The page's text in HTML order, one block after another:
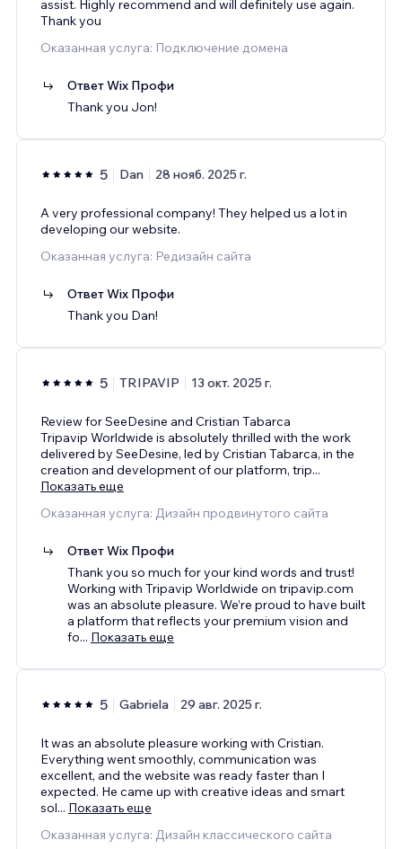
assist. Highly recommend and will definitely use again.
Thank you
Оказанная услуга: Подключение домена
Ответ Wix Профи
Thank you Jon!
5 Dan 28 нояб. 2025 г.
A very professional company! They helped us a lot in
developing our website.
Оказанная услуга: Редизайн сайта
Ответ Wix Профи
Thank you Dan!
5 TRIPAVIP 13 окт. 2025 г.
Review for SeeDesine and Cristian Tabarca
Tripavip Worldwide is absolutely thrilled with the work
delivered by SeeDesine, led by Cristian Tabarca, in the
creation and development of our platform, trip...
Показать еще
Оказанная услуга: Дизайн продвинутого сайта
Ответ Wix Профи
Thank you so much for your kind words and trust!
Working with Tripavip Worldwide on tripavip.com
was an absolute pleasure. We’re proud to have built
a platform that reflects your premium vision and
fo... Показать еще
5 Gabriela 29 авг. 2025 г.
It was an absolute pleasure working with Cristian.
Everything went smoothly, communication was
excellent, and the website was ready faster than I
expected. He came up with creative ideas and smart
sol... Показать еще
Оказанная услуга: Дизайн классического сайта